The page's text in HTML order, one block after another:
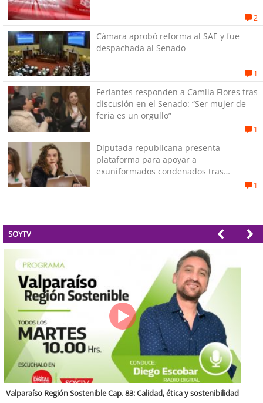
2
Cámara aprobó reforma al SAE y fue
despachada al Senado
1
Feriantes responden a Camila Flores tras
discusión en el Senado: “Ser mujer de
feria es un orgullo”
1
Diputada republicana presenta
plataforma para apoyar a
exuniformados condenados tras
1
SOYTV